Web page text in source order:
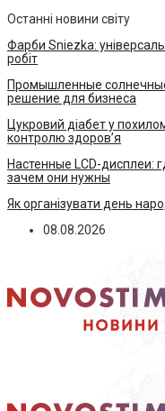
Останні новини світу
Фарби Sniezka:
робіт
Промышленные
решение для бизнеса
Цукровий діабет у
контролю здоров’я
Настенные LCD-дисплеи:
зачем они нужны
Як організувати день
08.08.2026